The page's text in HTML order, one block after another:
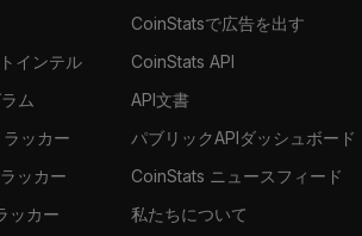
インテル
ム
ッカー
ッカー
ッカー
CoinStatsで広告を出す
CoinStats API
API文書
パブリックAPIダッシュボード
CoinStats ニュースフィード
私たちについて